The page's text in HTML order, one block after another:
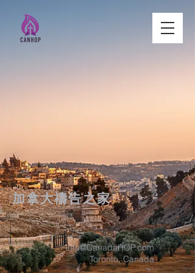
加拿大禱告之家
info@CanadaHOP.com
Toronto, Canada